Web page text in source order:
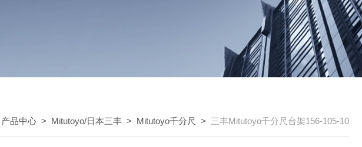
产品中心 > Mitutoyo/日本三丰 > Mitutoyo千分尺 > 三丰Mitutoyo千分尺台架156-105-10